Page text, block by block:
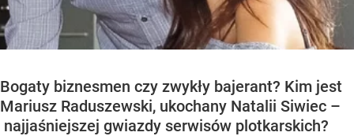
Bogaty biznesmen czy zwykły bajerant? Kim jest
Mariusz Raduszewski, ukochany Natalii Siwiec –
najjaśniejszej gwiazdy serwisów plotkarskich?